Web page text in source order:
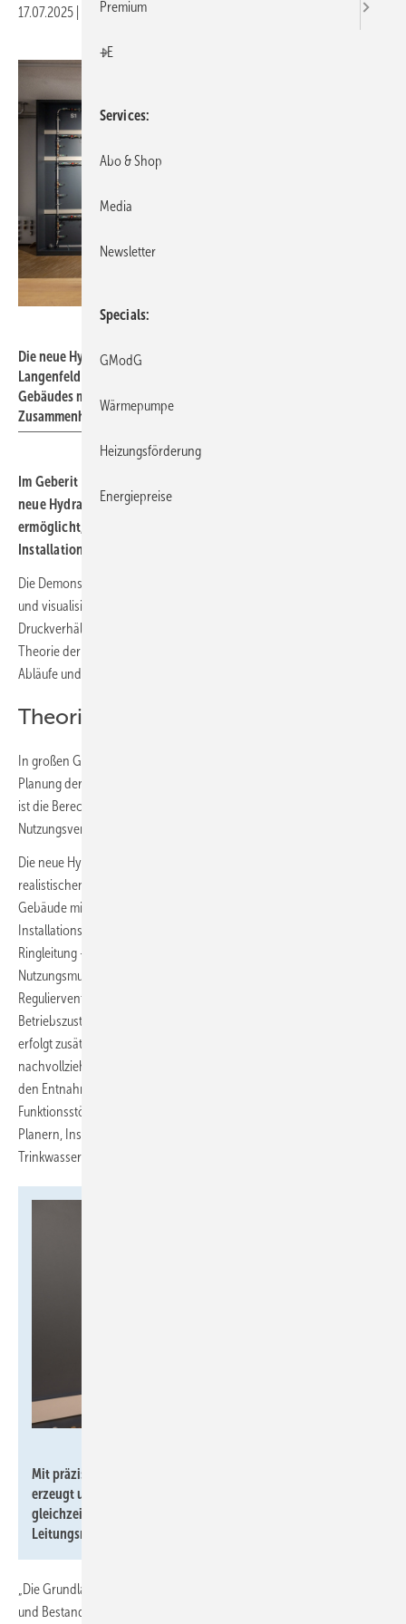
17.07.2025 Druckvorschau
Die neue Hydraulikwand im Geberit Informationszentrum
Langenfeld simuliert realitätsnah die Trinkwasser-Installation eines
Gebäudes mit 12 Nutzungseinheiten und macht komplexe
Zusammenhänge transparent.
Im Geberit Informationszentrum
neue Hydraulikwand in Betrieb genommen, die es Fachleuten
ermöglicht, die komplexen Zusammenhänge der Trinkwasser-
Installation in der Praxis zu erleben.
Die Demonstrationsanlage simuliert typische Gebäude-Installationen
und visualisiert Rohrnetzparameter wie Fließgeschwindigkeit,
Druckverhältnisse und Entnahmemengen. Auf diese Weise wird die
Theorie der Trinkwasser-Hydraulik greifbar – bisher unsichtbare
Abläufe und Zusammenhänge werden anschaulich.
Theorie wird sichtbar
In großen Gebäuden mit zahlreichen Entnahmestellen ist eine präzise
Planung der Trinkwasser-Installation unverzichtbar. Grundlage hierfür
ist die Berechnung nach DIN 1988-300, die das voraussichtliche
Nutzungsverhalten abbilden muss.
Die neue Hydraulikwand unterstützt diesen Planungsprozess mit einer
realistischen Simulation einer Trinkwasser-Installation in einem
Gebäude mit 12 Nutzungseinheiten auf 4 Etagen. Verschiedene
Installationsarten – wie Reihenleitung, T-Stück-Installation oder
Ringleitung – können flexibel kombiniert und unterschiedliche
Nutzungsmuster dargestellt werden. Dabei stehen 18 stufenlose
Regulierventile und rund 70 Sensoren zur Verfügung, um sämtliche
Betriebszustände exakt zu erfassen. Die Darstellung der Strömung
erfolgt zusätzlich über mechanische Durchflussanzeiger. So wird
nachvollziehbar, wie sich das Nutzerverhalten auf den Fließdruck an
den Entnahmestellen auswirkt und unter welchen Bedingungen
Funktionsstörungen auftreten können. Diese Erkenntnisse helfen
Planern, Installateuren und Betreibern sämtliche Parameter im
Trinkwassersystem ganzheitlich zu berücksichtigen.
Mit präzisen Regulierventilen können gezielt Szenarien
erzeugt und analysiert werden. Z.B. die Auswirkungen
gleichzeitiger Entnahmen auf das Druckverhalten im
Leitungsnetz.
„Die Grundlagen der Hydraulik sind Fachleuten seit Langem bekannt
und Bestandteil von Regelwerken und Fachliteratur. An der
Premium
+E
Services
Abo & Shop
Media
Newsletter
Specials
GModG
Wärmepumpe
Heizungsförderung
Energiepreise